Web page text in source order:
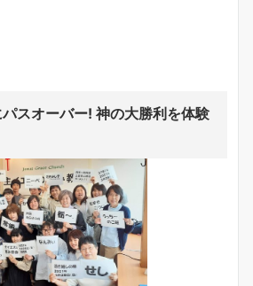
スオーバー! 神の大勝利を体験